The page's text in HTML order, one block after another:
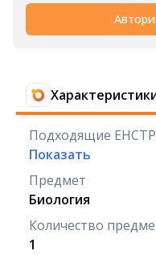
Подходящие
Показать
Предмет
Биология
Количество
1